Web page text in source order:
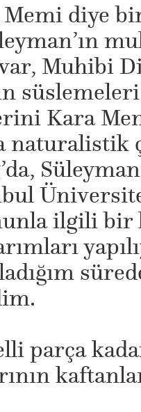
diye
Muhibi
Kara
ilgili bir
parça